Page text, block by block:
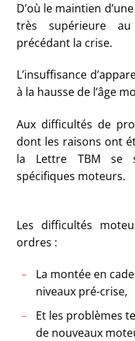
D’où le maintien
très supérieure
précédant la crise.
L’insuffisance
à la hausse de l’âge
Aux difficultés de
dont les raisons ont
la Lettre TBM se
spécifiques moteurs.
Les difficultés
ordres :
La montée en
niveaux pré-crise,
Et les problèmes
de nouveaux